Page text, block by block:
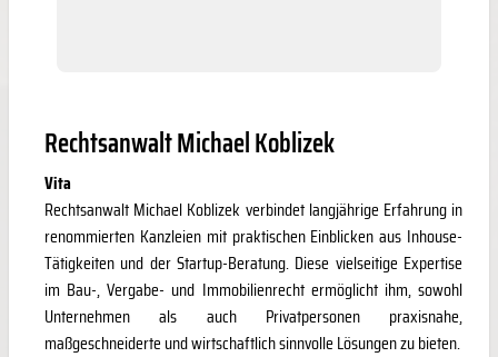
Rechtsanwalt Michael Koblizek
Vita
Rechtsanwalt Michael Koblizek verbindet langjährige Erfahrung in
renommierten Kanzleien mit praktischen Einblicken aus Inhouse-
Tätigkeiten und der Startup-Beratung. Diese vielseitige Expertise
im Bau-, Vergabe- und Immobilienrecht ermöglicht ihm, sowohl
Unternehmen als auch Privatpersonen praxisnahe,
maßgeschneiderte und wirtschaftlich sinnvolle Lösungen zu bieten.